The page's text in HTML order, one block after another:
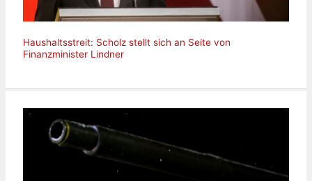
Haushaltsstreit: Scholz stellt sich an Seite von
Finanzminister Lindner